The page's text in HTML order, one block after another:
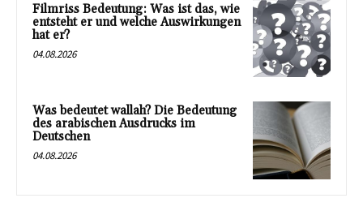
Filmriss Bedeutung: Was ist das, wie
entsteht er und welche Auswirkungen
hat er?
04.08.2026
Was bedeutet wallah? Die Bedeutung
des arabischen Ausdrucks im
Deutschen
04.08.2026